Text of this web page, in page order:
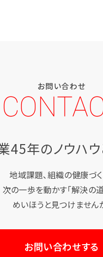
お問い合わせ
45年のノウハ
地域課題、組織の健康づく
次の一歩を動かす「解決の道
めいほうと見つけません
お問い合わせする